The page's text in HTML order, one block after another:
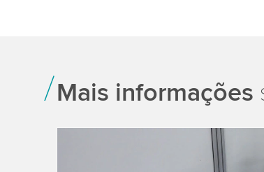
Mais informações
We need your consent to load